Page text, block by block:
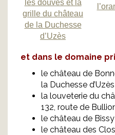
les douves et la
grille du château
de la Duchesse
d’Uzès
et dans le domaine
le château de
la Duchesse
la louveterie du
132, route de
le château de Bissy
le château des Clos